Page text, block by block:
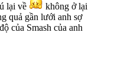
lại về
không ở lại
quả gần lưới anh sợ
của Smash của anh